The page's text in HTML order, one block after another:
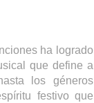
ha logrado
que define a
los géneros
festivo que